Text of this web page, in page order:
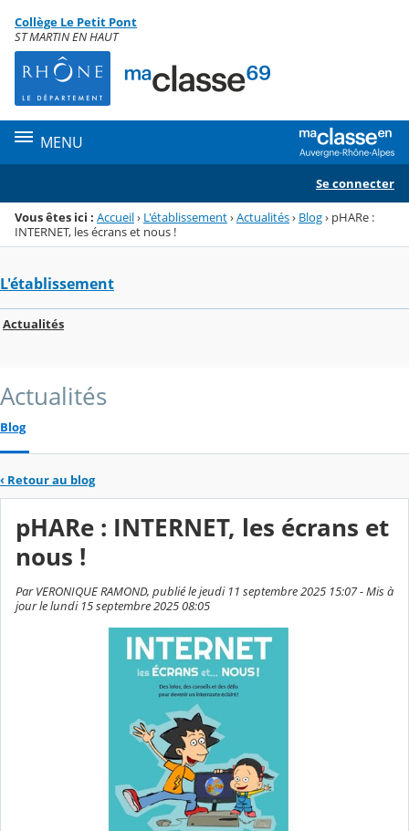
Menu de la rubrique
Contenu
Collège Le Petit Pont
ST MARTIN EN HAUT
MENU
Se connecter
Vous êtes ici : Accueil› L'établissement›Actualités› Blog› pHARe :
INTERNET, les écrans et nous !
L'établissement
Actualités
Actualités
Blog
‹ Retour au blog
pHARe : INTERNET, les écrans et
nous !
Par VERONIQUE RAMOND, publié le jeudi 11 septembre 2025 15:07 - Mis à
jour le lundi 15 septembre 2025 08:05